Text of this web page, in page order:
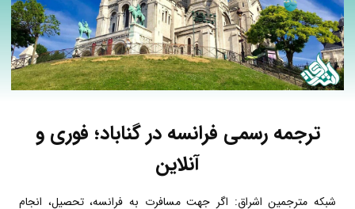
ترجمه رسمی فرانسه در گناباد؛ فوری و
آنلاین
شبکه مترجمین اشراق: اگر جهت مسافرت به فرانسه، تحصیل، انجام